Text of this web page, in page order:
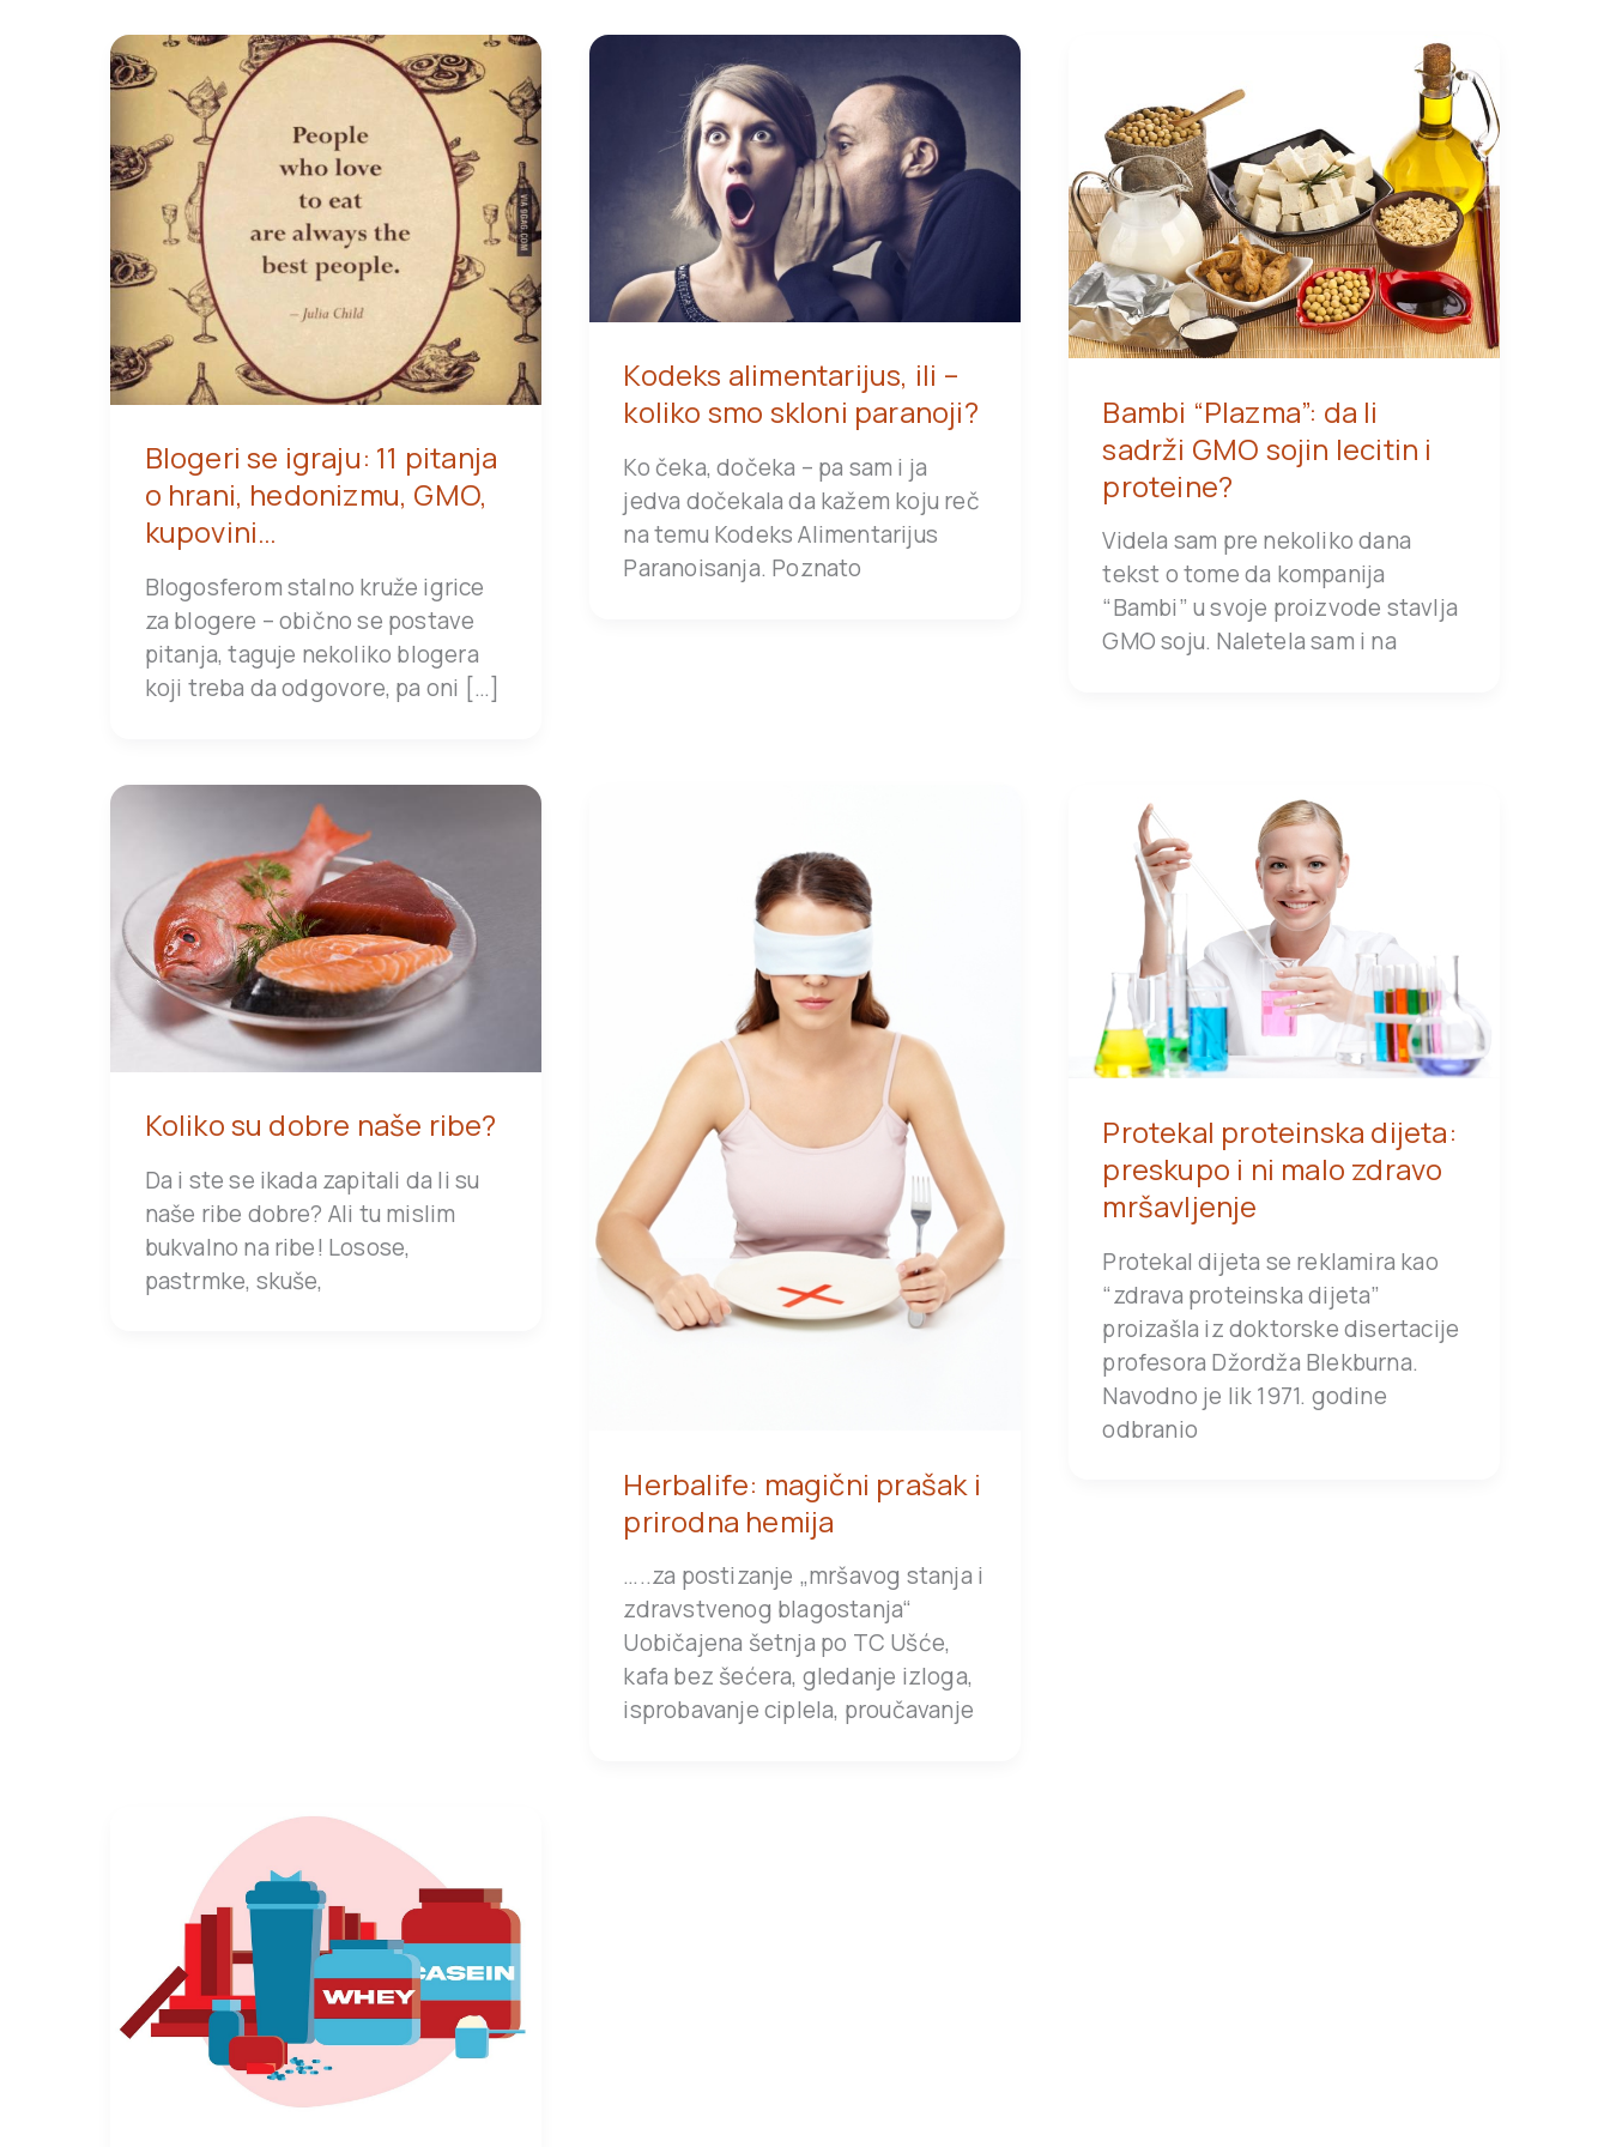
Blogeri se igraju: 11 pitanja
o hrani, hedonizmu, GMO,
kupovini…
Blogosferom stalno kruže igrice
za blogere – obično se postave
pitanja, taguje nekoliko blogera
koji treba da odgovore, pa oni […]
Kodeks alimentarijus, ili –
koliko smo skloni paranoji?
Ko čeka, dočeka – pa sam i ja
jedva dočekala da kažem koju reč
na temu Kodeks Alimentarijus
Paranoisanja. Poznato
Bambi “Plazma”: da li
sadrži GMO sojin lecitin i
proteine?
Videla sam pre nekoliko dana
tekst o tome da kompanija
“Bambi” u svoje proizvode stavlja
GMO soju. Naletela sam i na
Koliko su dobre naše ribe?
Da i ste se ikada zapitali da li su
naše ribe dobre? Ali tu mislim
bukvalno na ribe! Losose,
pastrmke, skuše,
Herbalife: magični prašak i
prirodna hemija
…..za postizanje „mršavog stanja i
zdravstvenog blagostanja“
Uobičajena šetnja po TC Ušće,
kafa bez šećera, gledanje izloga,
isprobavanje ciplela, proučavanje
Protekal proteinska dijeta:
preskupo i ni malo zdravo
mršavljenje
Protekal dijeta se reklamira kao
“zdrava proteinska dijeta”
proizašla iz doktorske disertacije
profesora Džordža Blekburna.
Navodno je lik 1971. godine
odbranio